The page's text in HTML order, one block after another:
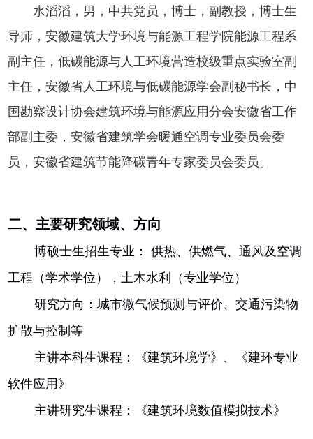
水滔滔，男，中共党员，博士，副教授，博士生
导师，安徽建筑大学环境与能源工程学院能源工程系
副主任，低碳能源与人工环境营造校级重点实验室副
主任，安徽省人工环境与低碳能源学会副秘书长，中
国勘察设计协会建筑环境与能源应用分会安徽省工作
部副主委，安徽省建筑学会暖通空调专业委员会委
员，安徽省建筑节能降碳青年专家委员会委员。
二、主要研究领域、方向
博硕士生招生专业： 供热、供燃气、通风及空调
工程（学术学位），土木水利（专业学位）
研究方向：城市微气候预测与评价、交通污染物
扩散与控制等
主讲本科生课程：《建筑环境学》、《建环专业
软件应用》
主讲研究生课程：《建筑环境数值模拟技术》